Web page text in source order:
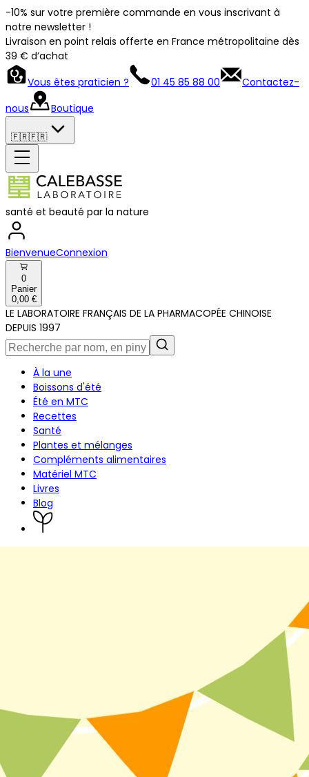
-10% sur votre première commande en vous inscrivant à
notre newsletter !
Livraison en point relais offerte en France métropolitaine dès
39 € d’achat
Vous êtes praticien ?
01 45 85 88 00
Contactez-
nous
Boutique
🇫🇷🇫🇷
santé et beauté par la nature
BienvenueConnexion
0
Panier
0,00 €
LE LABORATOIRE FRANÇAIS DE LA PHARMACOPÉE CHINOISE
DEPUIS 1997
À la une
Boissons d'été
Été en MTC
Recettes
Santé
Plantes et mélanges
Compléments alimentaires
Matériel MTC
Livres
Blog